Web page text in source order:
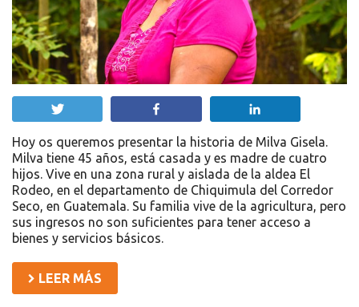
Hoy os queremos presentar la historia de Milva Gisela.
Milva tiene 45 años, está casada y es madre de cuatro
hijos. Vive en una zona rural y aislada de la aldea El
Rodeo, en el departamento de Chiquimula del Corredor
Seco, en Guatemala. Su familia vive de la agricultura, pero
sus ingresos no son suficientes para tener acceso a
bienes y servicios básicos.
LEER MÁS